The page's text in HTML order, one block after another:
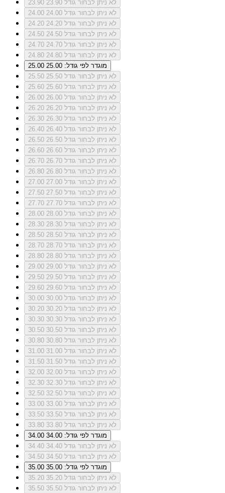
23.90
לא ניתן לבחור גודל 23.90
24.00
לא ניתן לבחור גודל 24.00
24.20
לא ניתן לבחור גודל 24.20
24.50
לא ניתן לבחור גודל 24.50
24.70
לא ניתן לבחור גודל 24.70
24.80
לא ניתן לבחור גודל 24.80
25.00
מוגדר לפי גודל: 25.00
25.50
לא ניתן לבחור גודל 25.50
25.60
לא ניתן לבחור גודל 25.60
26.00
לא ניתן לבחור גודל 26.00
26.20
לא ניתן לבחור גודל 26.20
26.30
לא ניתן לבחור גודל 26.30
26.40
לא ניתן לבחור גודל 26.40
26.50
לא ניתן לבחור גודל 26.50
26.60
לא ניתן לבחור גודל 26.60
26.70
לא ניתן לבחור גודל 26.70
26.80
לא ניתן לבחור גודל 26.80
27.00
לא ניתן לבחור גודל 27.00
27.50
לא ניתן לבחור גודל 27.50
27.70
לא ניתן לבחור גודל 27.70
28.00
לא ניתן לבחור גודל 28.00
28.30
לא ניתן לבחור גודל 28.30
28.50
לא ניתן לבחור גודל 28.50
28.70
לא ניתן לבחור גודל 28.70
28.80
לא ניתן לבחור גודל 28.80
29.00
לא ניתן לבחור גודל 29.00
29.50
לא ניתן לבחור גודל 29.50
29.60
לא ניתן לבחור גודל 29.60
30.00
לא ניתן לבחור גודל 30.00
30.20
לא ניתן לבחור גודל 30.20
30.30
לא ניתן לבחור גודל 30.30
30.50
לא ניתן לבחור גודל 30.50
30.80
לא ניתן לבחור גודל 30.80
31.00
לא ניתן לבחור גודל 31.00
31.50
לא ניתן לבחור גודל 31.50
32.00
לא ניתן לבחור גודל 32.00
32.30
לא ניתן לבחור גודל 32.30
32.50
לא ניתן לבחור גודל 32.50
33.00
לא ניתן לבחור גודל 33.00
33.50
לא ניתן לבחור גודל 33.50
33.80
לא ניתן לבחור גודל 33.80
34.00
מוגדר לפי גודל: 34.00
34.40
לא ניתן לבחור גודל 34.40
34.50
לא ניתן לבחור גודל 34.50
35.00
מוגדר לפי גודל: 35.00
35.20
לא ניתן לבחור גודל 35.20
35.50
לא ניתן לבחור גודל 35.50